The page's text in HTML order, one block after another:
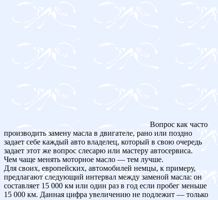
Вопрос как часто
производить замену масла в двигателе, рано или поздно
задает себе каждый авто владелец, который в свою очередь
задает этот же вопрос слесарю или мастеру автосервиса.
Чем чаще менять моторное масло — тем лучше.
Для своих, европейских, автомобилей немцы, к примеру,
предлагают следующий интервал между заменой масла: он
составляет 15 000 км или один раз в год если пробег меньше
15 000 км. Данная цифра увеличению не подлежит — только